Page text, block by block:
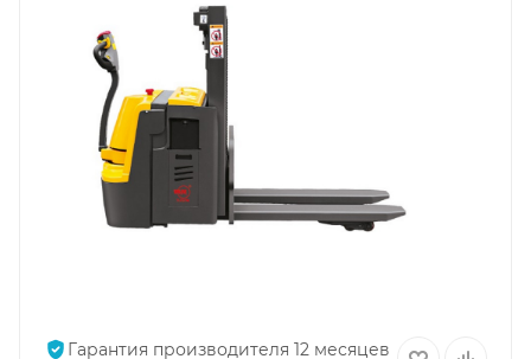
Гарантия производителя 12 месяцев